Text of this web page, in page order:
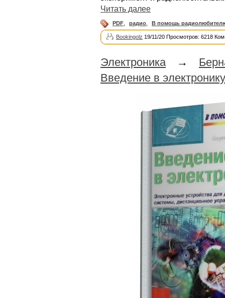
Читать далее
PDF радио В помощь
Bookingolz 19/11/20 Просмотров: 6218
Электроника→
Введение в электронику